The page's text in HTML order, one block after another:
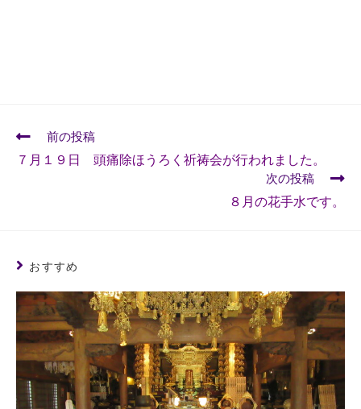
前の投稿
７月１９日 頭痛除ほうろく祈祷会が行われました。
次の投稿
８月の花手水です。
おすすめ